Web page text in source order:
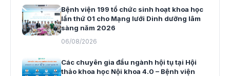
Bệnh viện 199 tổ chức sinh hoạt khoa học
lần thứ 01 cho Mạng lưới Dinh dưỡng lâm
sàng năm 2026
06/08/2026
Các chuyên gia đầu ngành hội tụ tại Hội
thảo khoa học Nội khoa 4.0 – Bệnh viện